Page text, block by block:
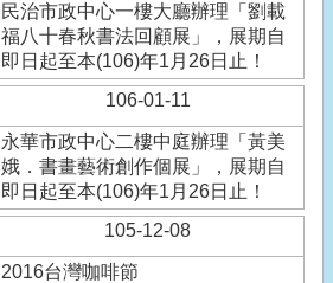
民治市政中心一樓大廳辦理「劉載
福八十春秋書法回顧展」，展期自
即日起至本(106)年1月26日止！
106-01-11
永華市政中心二樓中庭辦理「黃美
娥．書畫藝術創作個展」，展期自
即日起至本(106)年1月26日止！
105-12-08
2016台灣咖啡節